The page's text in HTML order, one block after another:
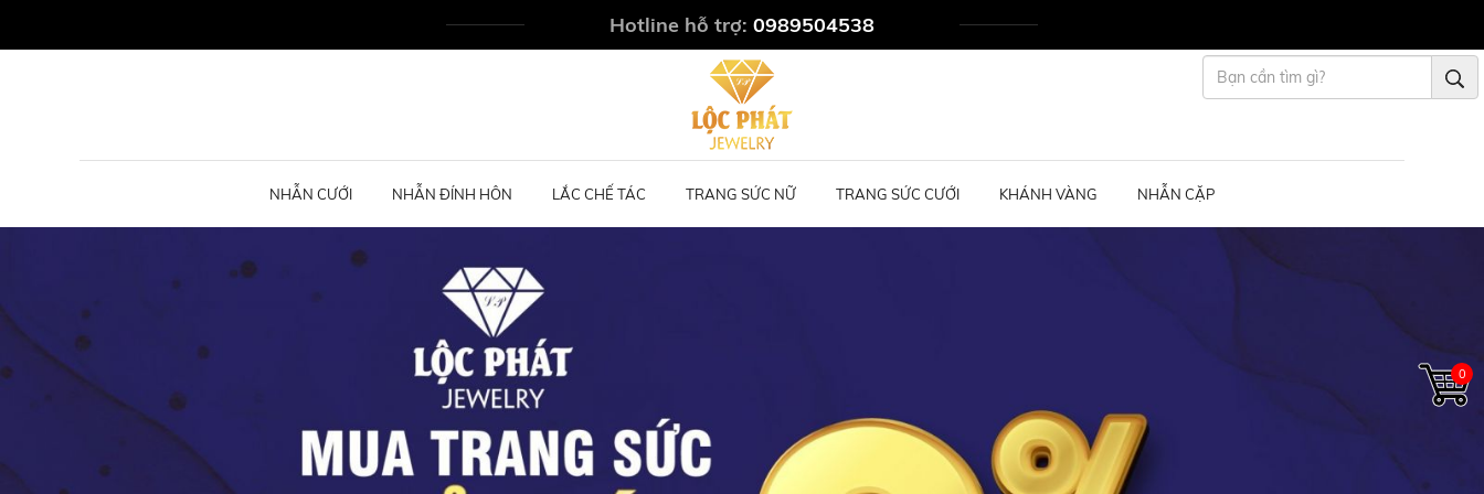
Hotline hỗ trợ: 0989504538
NHẪN CƯỚI NHẪN ĐÍNH HÔN LẮC CHẾ TÁC TRANG SỨC NỮ TRANG SỨC CƯỚI KHÁNH VÀNG NHẪN CẶP
0